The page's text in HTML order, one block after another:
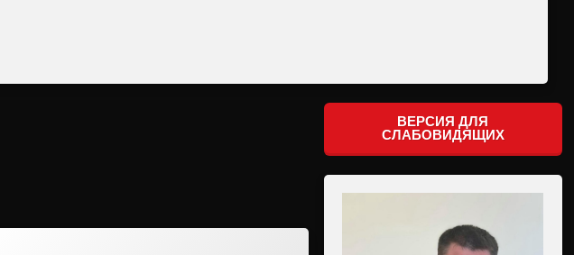
ВЕРСИЯ ДЛЯ
СЛАБОВИДЯЩИХ